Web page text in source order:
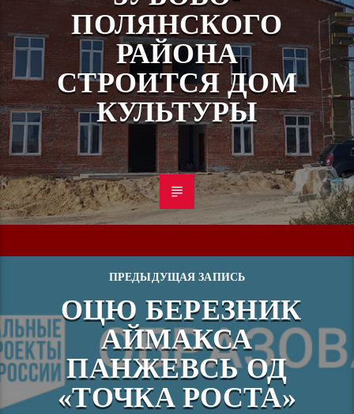
ПОЛЯНСКОГО
РАЙОНА
СТРОИТСЯ ДОМ
КУЛЬТУРЫ
ПРЕДЫДУЩАЯ ЗАПИСЬ
ОЦЮ БЕРЕЗНИК
АЙМАКСА
ПАНЖЕВСЬ ОД
«ТОЧКА РОСТА»